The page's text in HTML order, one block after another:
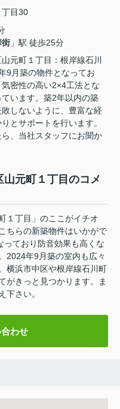
丁目30
街」駅 徒歩25分
元町１丁目：根岸線石川
9月築の物件となってお
密性の高い2×4工法とな
います。築2年以内の築
しないように、豊富な経
とサポートを行います。
、当社スタッフにお聞か
元町１丁目のコメ
１丁目」のここがイチオ
ちらの新築物件はいかがで
っており防音効果も高くな
2024年9月築の室内も広々
横浜市中区や根岸線石川町
がきっと見つかります。ま
下さい。
わせ